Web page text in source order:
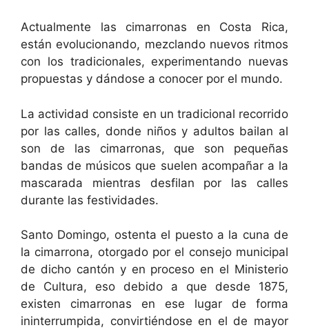
Actualmente las cimarronas en Costa Rica,
están evolucionando, mezclando nuevos ritmos
con los tradicionales, experimentando nuevas
propuestas y dándose a conocer por el mundo.
La actividad consiste en un tradicional recorrido
por las calles, donde niños y adultos bailan al
son de las cimarronas, que son pequeñas
bandas de músicos que suelen acompañar a la
mascarada mientras desfilan por las calles
durante las festividades.
Santo Domingo, ostenta el puesto a la cuna de
la cimarrona, otorgado por el consejo municipal
de dicho cantón y en proceso en el Ministerio
de Cultura, eso debido a que desde 1875,
existen cimarronas en ese lugar de forma
ininterrumpida, convirtiéndose en el de mayor